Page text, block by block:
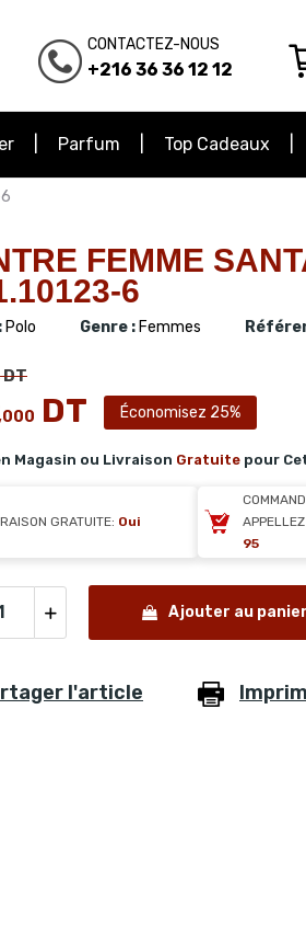
CONTACTEZ-NOUS
+216 36 36 12 12
Parfum Top Cadeaux
FEMME
6
Polo Genre : Femmes
DT
DT Économisez 25%
Magasin ou Livraison Gratuite pour
GRATUITE: Oui
95
Ajouter au panier
l'article